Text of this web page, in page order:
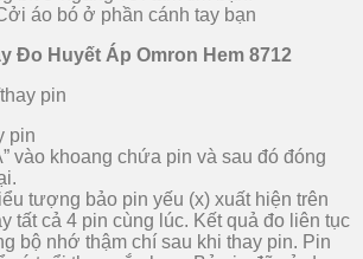
áo bó ở phần cánh tay bạn
Đo Huyết Áp Omron Hem 8712
pin
pin
vào khoang chứa pin và sau đó đóng
tượng bảo pin yếu (x) xuất hiện trên
tất cả 4 pin cùng lúc. Kết quả đo liên tục
bộ nhớ thậm chí sau khi thay pin. Pin